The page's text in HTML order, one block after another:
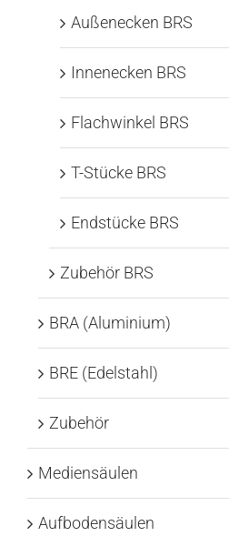
Außenecken BRS
Innenecken BRS
Flachwinkel BRS
T-Stücke BRS
Endstücke BRS
Zubehör BRS
BRA (Aluminium)
BRE (Edelstahl)
Zubehör
Mediensäulen
Aufbodensäulen